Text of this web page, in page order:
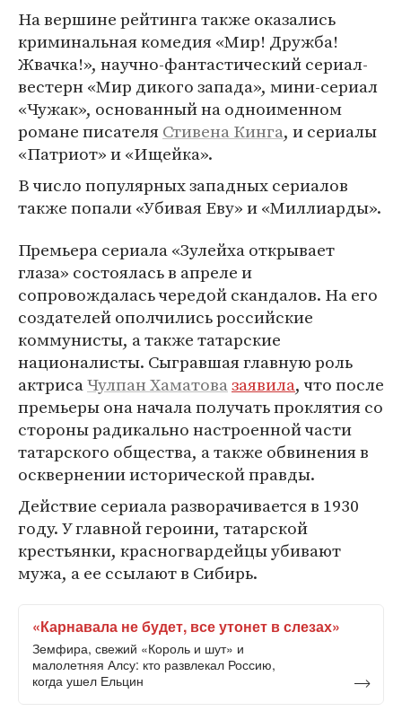
На вершине рейтинга также оказались
криминальная комедия «Мир! Дружба!
Жвачка!», научно-фантастический сериал-
вестерн «Мир дикого запада», мини-сериал
«Чужак», основанный на одноименном
романе писателяСтивена Кинга, и сериалы
«Патриот» и «Ищейка».
В число популярных западных сериалов
также попали «Убивая Еву» и «Миллиарды».
Премьера сериала «Зулейха открывает
глаза» состоялась в апреле и
сопровождалась чередой скандалов. На его
создателей ополчились российские
коммунисты, а также татарские
националисты. Сыгравшая главную роль
актрисаЧулпан Хаматовазаявила, что после
премьеры она начала получать проклятия со
стороны радикально настроенной части
татарского общества, а также обвинения в
осквернении исторической правды.
Действие сериала разворачивается в 1930
году. У главной героини, татарской
крестьянки, красногвардейцы убивают
мужа, а ее ссылают в Сибирь.
«Карнавала не будет, все утонет в слезах»
Земфира, свежий «Король и шут» и
малолетняя Алсу: кто развлекал Россию,
когда ушел Ельцин